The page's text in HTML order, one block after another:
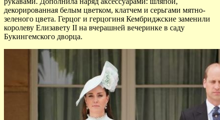
декорированная белым цветком, клатчем и серьгами мятно-
зеленого цвета. Герцог и герцогиня Кембриджские заменили
королеву Елизавету II на вчерашней вечеринке в саду
Букингемского дворца.